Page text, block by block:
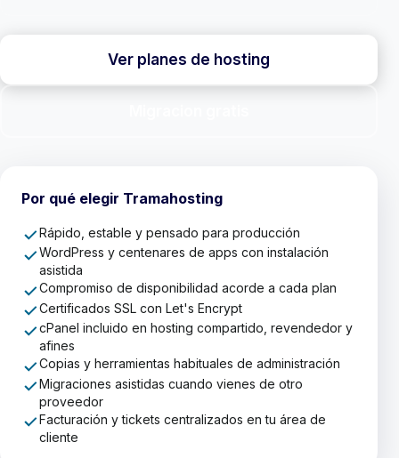
Ver planes de hosting
Por qué elegir Tramahosting
Rápido, estable y pensado para producción
WordPress y centenares de apps con instalación
asistida
Compromiso de disponibilidad acorde a cada plan
Certificados SSL con Let's Encrypt
cPanel incluido en hosting compartido, revendedor y
afines
Copias y herramientas habituales de administración
Migraciones asistidas cuando vienes de otro
proveedor
Facturación y tickets centralizados en tu área de
cliente